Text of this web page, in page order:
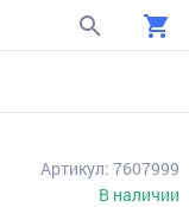
Артикул: 7607999
В наличии